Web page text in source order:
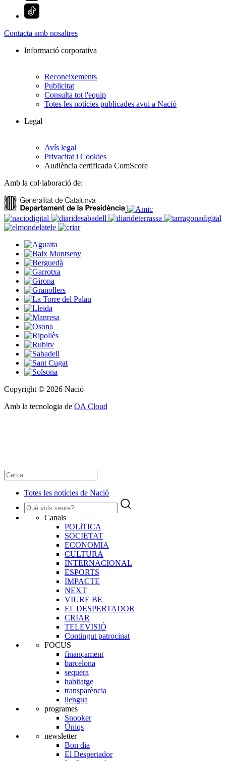
Contacta amb nosaltres
Informació corporativa
Reconeixements
Publicitat
Consulta tot l'equip
Totes les notícies publicades avui a Nació
Legal
Avís legal
Privacitat i Cookies
Audiència certificada ComScore
Amb la col·laboració de:
Copyright © 2026 Nació
Amb la tecnologia de OA Cloud
Totes les notícies de Nació
Canals
POLíTICA
SOCIETAT
ECONOMIA
CULTURA
INTERNACIONAL
ESPORTS
IMPACTE
NEXT
VIURE BE
EL DESPERTADOR
CRIAR
TELEVISIÓ
Contingut patrocinat
FOCUS
finançament
barcelona
sequera
habitatge
transparència
llengua
programes
Snooker
Úniqs
newsletter
Bon dia
El Despertador